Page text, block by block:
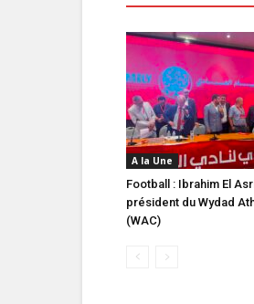
A la Une
Football : Ibrahim El
président du Wydad
(WAC)